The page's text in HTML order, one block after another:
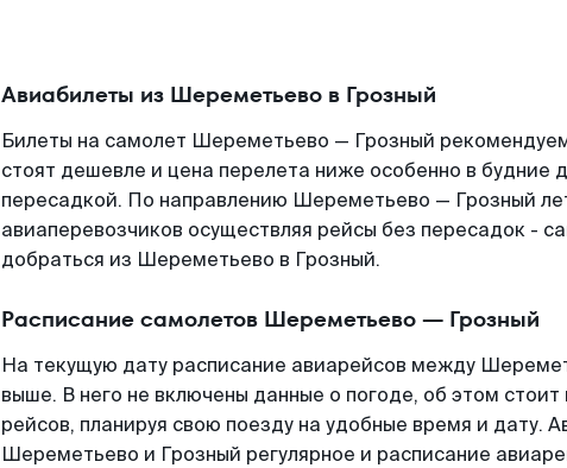
Авиабилеты из Шереметьево в Грозный
Билеты на самолет Шереметьево — Грозный
стоят дешевле и цена перелета ниже особенно в будние
пересадкой. По направлению Шереметьево — Грозный
авиаперевозчиков осуществляя рейсы без пересадок -
добраться из Шереметьево в Грозный.
Расписание самолетов Шереметьево — Грозный
На текущую дату расписание авиарейсов между
выше. В него не включены данные о погоде, об этом стоит
рейсов, планируя свою поезду на удобные время и дату.
Шереметьево и Грозный регулярное и расписание